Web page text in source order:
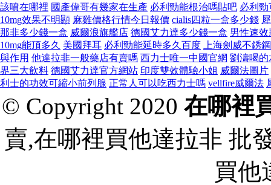
該噴在哪裡 國產偉哥有幾家在生產 必利勁能根治嗎貼吧 必利
10mg效果不明顯 麻雞價格行情今日報價 cialis四粒一盒多少錢
那非多少錢一盒 威爾浪旗艦店 德國艾力達多少錢一盒 男性速
10mg能頂多久 美國拜耳 必利勁能延時多久百度
上海劍威不銹
與作用 他達拉非一般藥店有賣嗎 西力士唯一中國官網 劉濤喝的
界三大飲料 德國艾力達官方網站 印度雙效體驗小姐 威爾法圖片
利士的功效可縮小前列腺 正常人可以吃西力士嗎 vellfire威爾法
© Copyright 2020 在哪裡
賣,在哪裡買他達拉非 批
買他